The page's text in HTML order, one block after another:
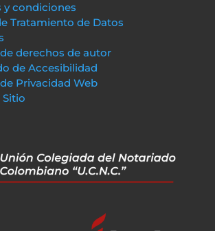
y condiciones
Tratamiento de Datos
derechos de autor
de Accesibilidad
Privacidad Web
Sitio